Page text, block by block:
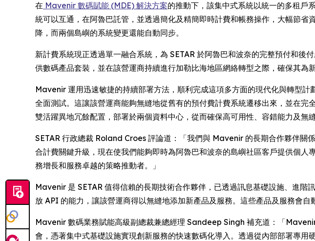
在 Mavenir 數碼賦能 (MDE) 解決方案的推動下，該集中式系統以統一的多租戶
統可以互通，在阿魯巴託管，並透過簡化及精簡即時計費和帳務操作，大幅節
降，而兩個島嶼的系統變更還能自動同步。
新計費系統現正透過單一融合系統，為 SETAR 於阿魯巴和波奈的完整預付和後
供數碼產品套裝，並在該營運商持續進行加勒比海地區網絡轉型之際，確保其為
Mavenir 運用迅速敏捷的持續部署方法，順利完成這項多方面的現代化與轉型
全面測試。這讓該營運商能夠無縫地從舊有的預付費計費系統遷移出來，並在
雙活躍異地冗餘配置，部署於兩個資料中心，從而確保高可用性、容錯能力及無
SETAR 行政總裁 Roland Croes 評論道：「我們與 Mavenir 的長期合作夥伴關
合計費關鍵升級，現在使我們能夠即時為阿魯巴和波奈的島嶼社區客戶提供個
務增長和服務卓越的策略推動者。」
Mavenir 是 SETAR 值得信賴的長期技術合作夥伴，已透過訊息基礎設施、進
放 API 的能力，讓該營運商得以無縫地添加新產品及服務。這些產品及服務會
Mavenir 數碼業務賦能高級副總裁兼總經理 Sandeep Singh 補充道：「
會，憑著集中式基礎設施實現創新服務的快速數碼化導入。透過從內部部署專